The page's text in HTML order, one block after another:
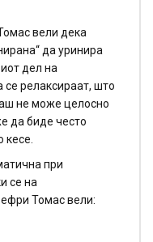
вели дека
да уринира
дел на
релаксираат, што
не може целосно
да биде често
кесе.
при
се на
Томас вели: